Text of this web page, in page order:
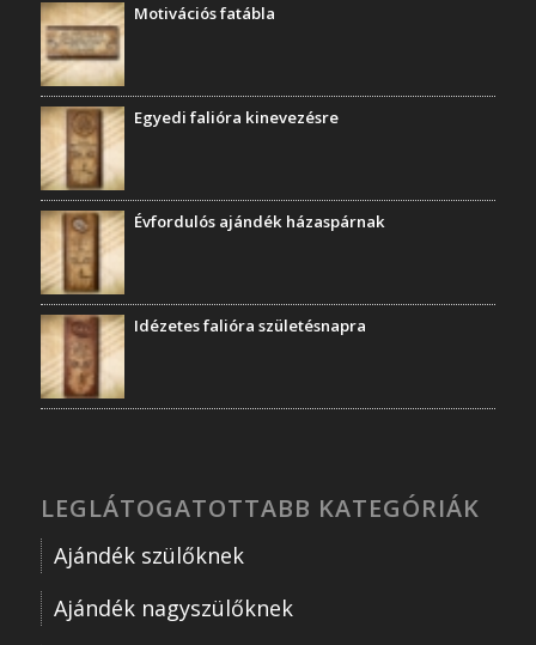
Motivációs fatábla
Egyedi falióra kinevezésre
Évfordulós ajándék házaspárnak
Idézetes falióra születésnapra
LEGLÁTOGATOTTABB KATEGÓRIÁK
Ajándék szülőknek
Ajándék nagyszülőknek